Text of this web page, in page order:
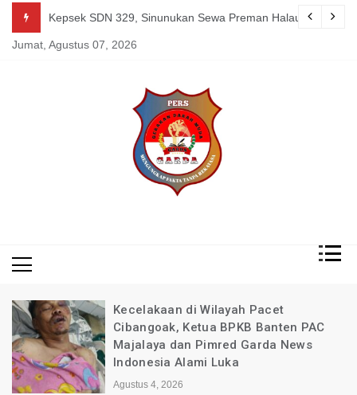
content
Uden Pimred Garda News Indonesia yang Sedang Pemulihan
Kepsek SDN 329, Sinunukan Sewa Preman Halau LSM
Jumat, Agustus 07, 2026
Kecelakaan di Wilayah Pacet
Cibangoak, Ketua BPKB Banten PAC
Majalaya dan Pimred Garda News
Indonesia Alami Luka
Agustus 4, 2026